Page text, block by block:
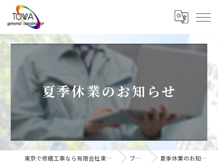
夏季休業のお知らせ
東京で修繕工事なら有限会社東和建装 ブログ 夏季休業のお知らせ